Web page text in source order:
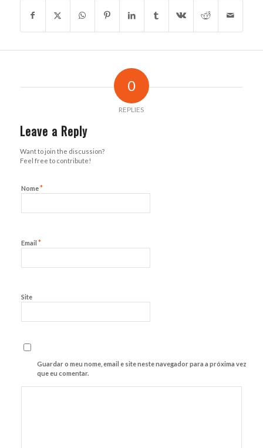
0
REPLIES
Leave a Reply
Want to join the discussion?
Feel free to contribute!
Nome*
Email *
Site
Guardar o meu nome, email e site neste navegador para a próxima vez
que eu comentar.